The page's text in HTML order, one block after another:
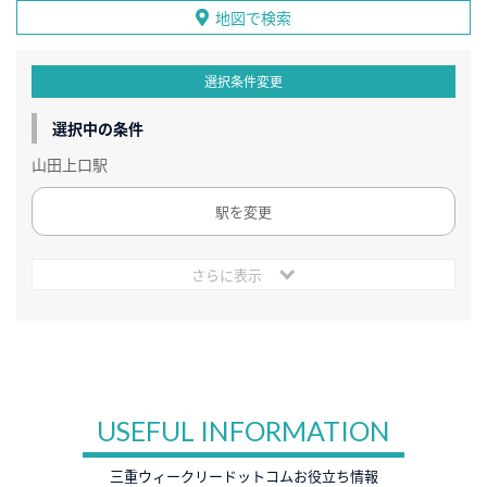
地図で検索
選択条件変更
選択中の条件
山田上口駅
駅を変更
さらに表示
USEFUL INFORMATION
三重ウィークリードットコムお役立ち情報